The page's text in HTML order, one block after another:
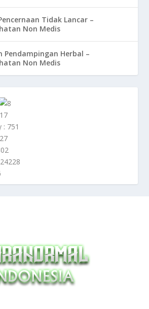
Tidak Lancar –
Non Medis
Pendampingan Herbal –
Non Medis
: 751